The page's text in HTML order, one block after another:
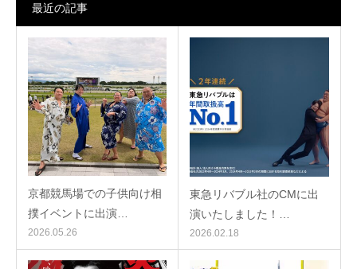
最近の記事
京都競馬場での子供向け相
撲イベントに出演…
2026.05.26
東急リバブル社のCMに出
演いたしました！…
2026.02.18